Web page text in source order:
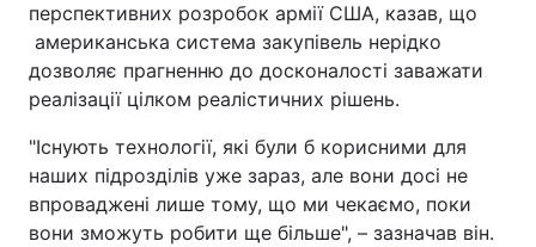
перспективних розробок армії США, казав, що
американська система закупівель нерідко
дозволяє прагненню до досконалості заважати
реалізації цілком реалістичних рішень.
"Існують технології, які були б корисними для
наших підрозділів уже зараз, але вони досі не
впроваджені лише тому, що ми чекаємо, поки
вони зможуть робити ще більше", – зазначав він.